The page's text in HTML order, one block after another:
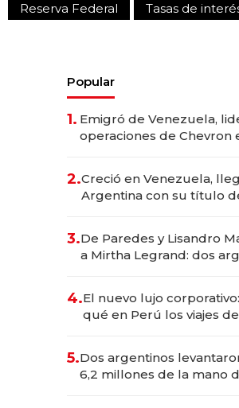
Reserva Federal
Tasas de
Popular
1. Emigró de Venezuela,
operaciones de Chevron
2.Creció en Venezuela,
Argentina con su título
las marcas "fast
3.De Paredes y Lisandro
a Mirtha Legrand: dos
4.El nuevo lujo
qué en Perú los viajes de
para convertirse en
transformadoras
5.Dos argentinos
6,2 millones de la mano